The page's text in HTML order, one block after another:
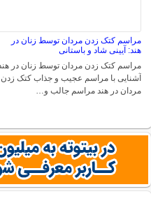
مراسم کتک زدن مردان توسط زنان در
هند: آیینی شاد و باستانی
مراسم کتک زدن مردان توسط زنان در
آشنایی با مراسم عجیب و جذاب کتک زدن
مردان در هند مراسم جالب و…